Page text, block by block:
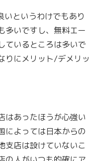
というわけでもあり
多いですし、無料エー
ているところは多いで
りにメリット/デメリッ
はあったほうが心強い
によっては日本からの
支店は設けていないこ